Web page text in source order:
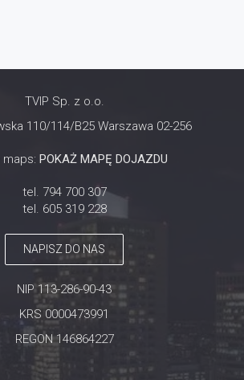
TVIP Sp. z o.o.
110/114/B25 Warszawa 02-256
maps: POKAŻ MAPĘ DOJAZDU
tel. 794 700 307
tel. 605 319 228
NAPISZ DO NAS
NIP 113-286-90-43
KRS 0000473991
REGON 146864227